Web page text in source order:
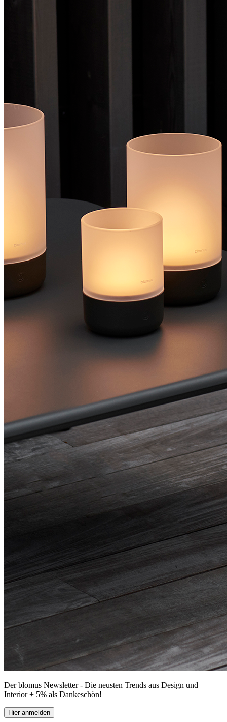
Der blomus Newsletter - Die neusten Trends aus Design und
Interior + 5% als Dankeschön!
Hier anmelden